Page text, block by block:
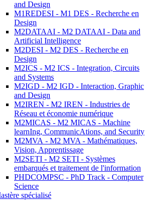
and Design
M1REDESI - M1 DES - Recherche en
Design
M2DATAAI - M2 DATAAI - Data and
Artificial Intelligence
M2DESI - M2 DES - Recherche en
Design
M2ICS - M2 ICS - Integration, Circuits
and Systems
M2IGD - M2 IGD - Interaction, Graphic
and Design
M2IREN - M2 IREN - Industries de
Réseau et économie numérique
M2MICAS - M2 MICAS - Machine
learnIng, CommunicAtions, and Security
M2MVA - M2 MVA - Mathématiques,
Vision, Apprentissage
M2SETI - M2 SETI - Systèmes
embarqués et traitement de l'information
PHDCOMPSC - PhD Track - Computer
Science
spécialisé